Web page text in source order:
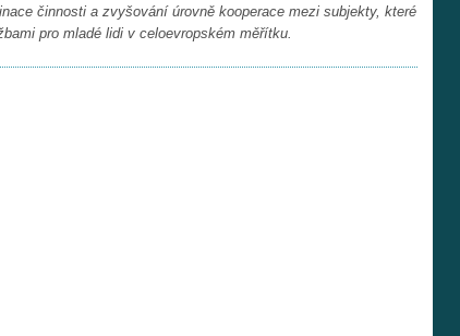
činnosti a zvyšování úrovně kooperace mezi subjekty, které
pro mladé lidi v celoevropském měřítku.